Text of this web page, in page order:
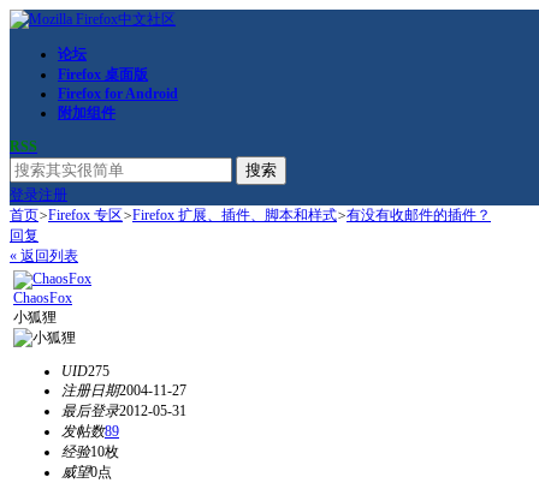
论坛
Firefox 桌面版
Firefox for Android
附加组件
RSS
搜索
登录注册
首页>Firefox 专区>Firefox 扩展、插件、脚本和样式>有没有收邮件的插件？
回复
« 返回列表
ChaosFox
小狐狸
UID275
注册日期2004-11-27
最后登录2012-05-31
发帖数89
经验10枚
威望0点